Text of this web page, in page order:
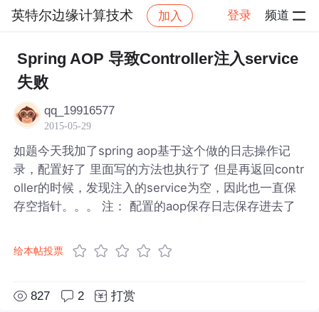
英特尔边缘计算技术 加入 登录 频道
社区 英特尔边缘计算技术 帖子详情
Spring AOP 导致Controller注入service
失败
qq_19916577
2015-05-29
如题今天我加了spring aop基于这个做的日志操作记
录，配置好了 里面写的方法也执行了 但是再返回contr
oller的时候，发现注入的service为空，因此也一直保
存空指针。。。 注： 配置的aop保存日志保存进去了
给本帖投票
827 2 打赏